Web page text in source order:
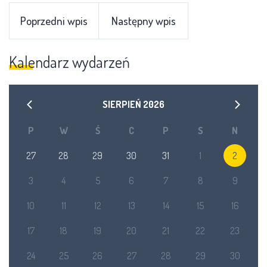
Poprzedni wpis Następny wpis
Kalendarz wydarzeń
SIERPIEŃ 2026
P W Ś C P S N
27 28 29 30 31 1 2
3 4 5 6 7 8 9
10 11 12 13 14 15 16
17 18 19 20 21 22 23
24 25 26 27 28 29 30